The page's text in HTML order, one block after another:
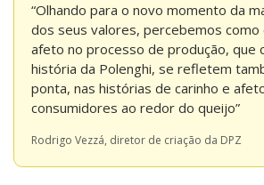
“Olhando para o novo momento da
dos seus valores, percebemos como
afeto no processo de produção, que
história da Polenghi, se refletem
ponta, nas histórias de carinho e
consumidores ao redor do queijo”
Rodrigo Vezzá, diretor de criação da DPZ